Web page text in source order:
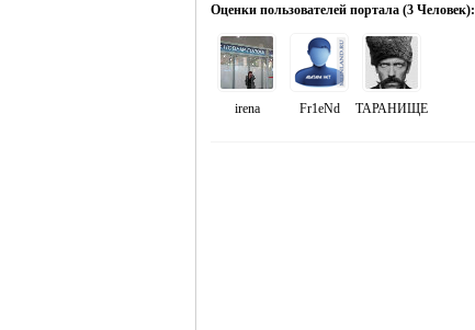
Оценки пользователей портала (3 Человек):
irena Fr1eNd ТАРАНИЩЕ